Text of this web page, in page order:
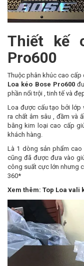
Thiết kế
Pro600
Thuộc phân khúc cao
Loa kéo Bose Pro600
phần nổi trội , tinh tế và
Loa được cấu tạo bởi lớp
ra chất âm sâu , đầm và
bằng kim loại cao cấp
khách hàng.
Là 1 dòng sản phẩm
cũng đã được đưa vào
công suất cực lớn nhưng
360*
Xem thêm: Top Loa vali